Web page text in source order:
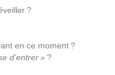
?
en ce moment ?
d’entrer » ?